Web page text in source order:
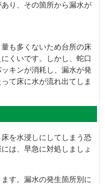
り、その箇所から漏水が
も多くないため台所の床
くいです。しかし、蛇口
キンが消耗し、漏水が発
て床に水が流れ出てしま
を水浸しにしてしまう恐
は、早急に対処しましょ
す。漏水の発生箇所別に